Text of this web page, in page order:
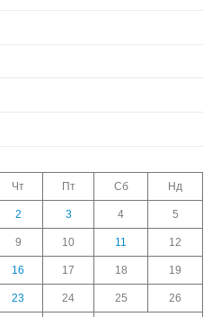
Чт Пт Сб Нд
2 3 4 5
9 10 11 12
16 17 18 19
23 24 25 26